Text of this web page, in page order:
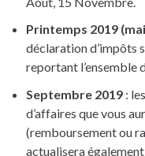
Printemps 2019
déclaration d’impôts
reportant l’ensemble
Septembre 2019 :
d’affaires que vous
(remboursement ou
actualisera